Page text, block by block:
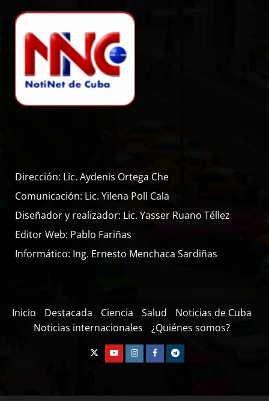
Dirección: Lic. Aydenis Ortega Che
Comunicación: Lic. Yilena Poll Cala
Diseñador y realizador: Lic. Yasser Ruano Téllez
Editor Web: Pablo Fariñas
Informático: Ing. Ernesto Menchaca Sardiñas
Inicio Destacada Ciencia Salud
Noticias de Cuba
Noticias internacionales
¿Quiénes somos?